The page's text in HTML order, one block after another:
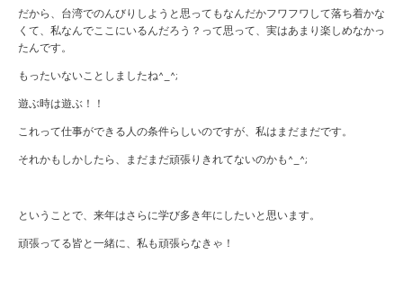
だから、台湾でのんびりしようと思ってもなんだかフワフワして落ち着かな
くて、私なんでここにいるんだろう？って思って、実はあまり楽しめなかっ
たんです。
もったいないことしましたね^_^;
遊ぶ時は遊ぶ！！
これって仕事ができる人の条件らしいのですが、私はまだまだです。
それかもしかしたら、まだまだ頑張りきれてないのかも^_^;
ということで、来年はさらに学び多き年にしたいと思います。
頑張ってる皆と一緒に、私も頑張らなきゃ！